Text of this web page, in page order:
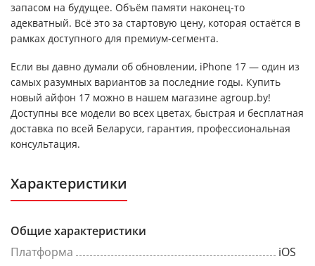
запасом на будущее. Объём памяти наконец-то
адекватный. Всё это за стартовую цену, которая остаётся в
рамках доступного для премиум-сегмента.
Если вы давно думали об обновлении, iPhone 17 — один из
самых разумных вариантов за последние годы. Купить
новый айфон 17 можно в нашем магазине agroup.by!
Доступны все модели во всех цветах, быстрая и бесплатная
доставка по всей Беларуси, гарантия, профессиональная
консультация.
Характеристики
Общие характеристики
Платформа
iOS